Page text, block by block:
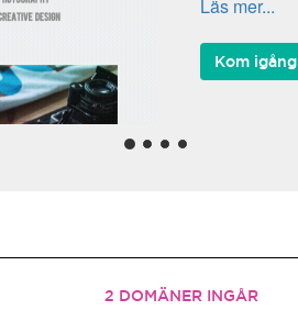
Läs mer...
Kom igång
2 DOMÄNER INGÅR